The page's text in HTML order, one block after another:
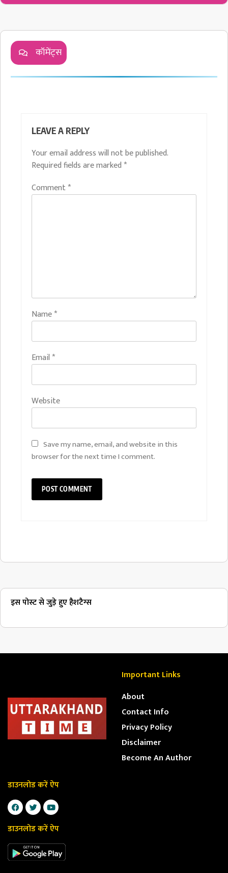
कॉमेंट्स
LEAVE A REPLY
Your email address will not be published.
Required fields are marked *
Comment*
Name*
Email *
Website
Save my name, email, and website in this
browser for the next time I comment.
इस पोस्ट से जुड़े हुए हैशटैग्स
Important Links
About
Contact Info
Privacy Policy
Disclaimer
Become An Author
डाउनलोड करें ऐप
डाउनलोड करें ऐप